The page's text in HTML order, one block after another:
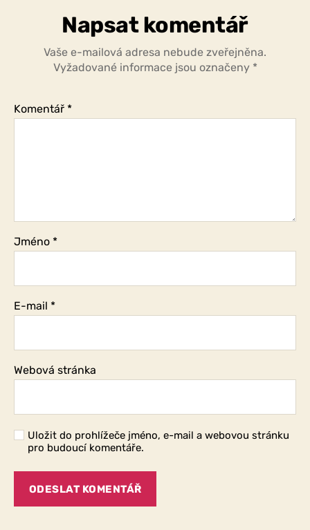
Napsat komentář
Vaše e-mailová adresa nebude zveřejněna.
Vyžadované informace jsou označeny *
Komentář *
Jméno *
E-mail *
Webová stránka
Uložit do prohlížeče jméno, e-mail a webovou stránku
pro budoucí komentáře.